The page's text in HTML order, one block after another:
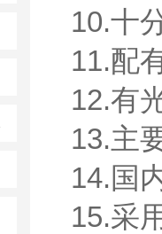
10.十
11.配
12.有光
13.主要
14.国内
15.采